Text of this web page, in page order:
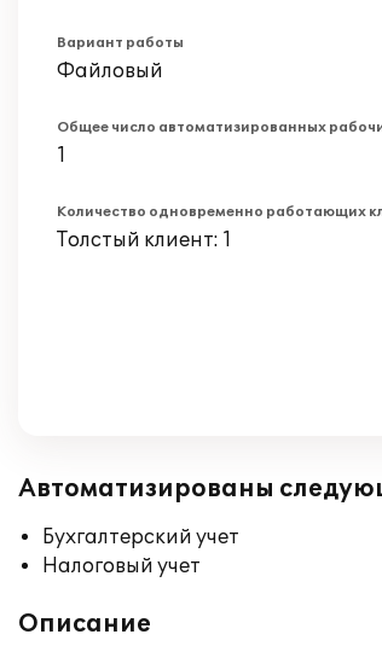
Вариант работы
Файловый
Общее число автоматизированных
1
Количество одновременно работающих
Толстый клиент: 1
Автоматизированы
Бухгалтерский учет
Налоговый учет
Описание